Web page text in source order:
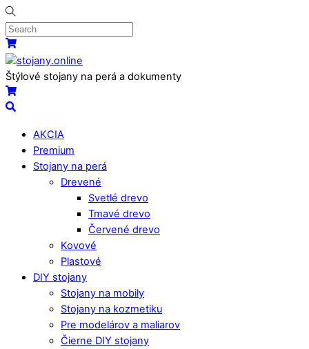
Skip
to
content
MenuKošík
Štýlové stojany na perá a dokumenty
Košík
Search
AKCIA
Premium
Stojany na perá
Drevené
Svetlé drevo
Tmavé drevo
Červené drevo
Kovové
Plastové
DIY stojany
Stojany na mobily
Stojany na kozmetiku
Pre modelárov a maliarov
Čierne DIY stojany